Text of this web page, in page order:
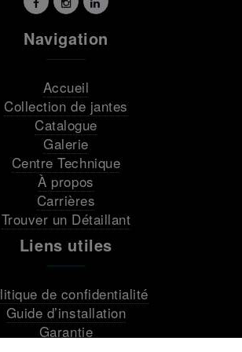
Navigation
Accueil
Collection de jantes
Catalogue
Galerie
Centre Technique
À propos
Carrières
Trouver un Détaillant
Liens utiles
de confidentialité
Guide d’installation
Garantie